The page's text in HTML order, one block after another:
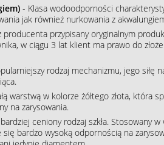
- Klasa wodoodporności
jak również nurkowania z
przypisany oryginalnym
w ciągu 3 lat klient ma prawo do
rodzaj mechanizmu, jego siłę
warstwą w kolorze żółtego złota, która
na zarysowania.
ceniony rodzaj szkła. Stosowany
bardzo wysoką odpornością na